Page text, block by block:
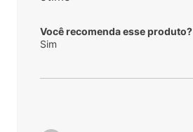
Você recomenda esse produto?
Sim